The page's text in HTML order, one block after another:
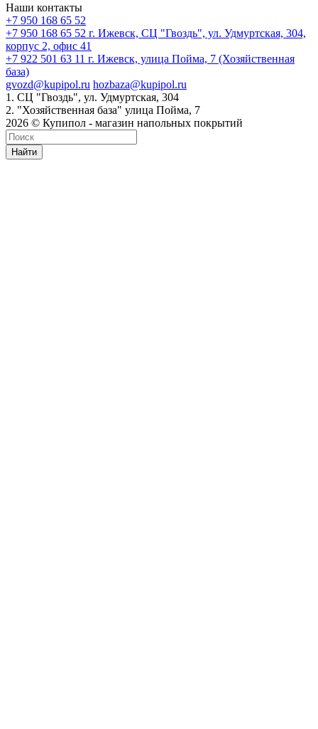
Наши контакты
+7 950 168 65 52
+7 950 168 65 52 г. Ижевск, СЦ "Гвоздь", ул. Удмуртская, 304,
корпус 2, офис 41
+7 922 501 63 11 г. Ижевск, улица Пойма, 7 (Хозяйственная
база)
gvozd@kupipol.ru hozbaza@kupipol.ru
1. СЦ "Гвоздь", ул. Удмуртская, 304
2. "Хозяйственная база" улица Пойма, 7
2026 © Купипол - магазин напольных покрытий
Найти